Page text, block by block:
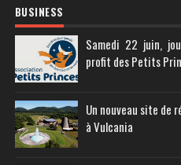
BUSINESS
Samedi 22 juin,
profit des Petits
Un nouveau site de
à Vulcania